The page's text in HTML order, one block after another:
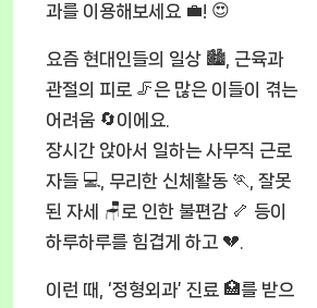
과를 이용해보세요 💼! 😍
요즘 현대인들의 일상 🏙️, 근육과
관절의 피로 🦵은 많은 이들이 겪는
어려움 🔄이에요.
장시간 앉아서 일하는 사무직 근로
자들 💻, 무리한 신체활동 🏃, 잘못
된 자세 🪑로 인한 불편감 🦴 등이
하루하루를 힘겹게 하고 💔.
이런 때, ‘정형외과’ 진료 🏥를 받으